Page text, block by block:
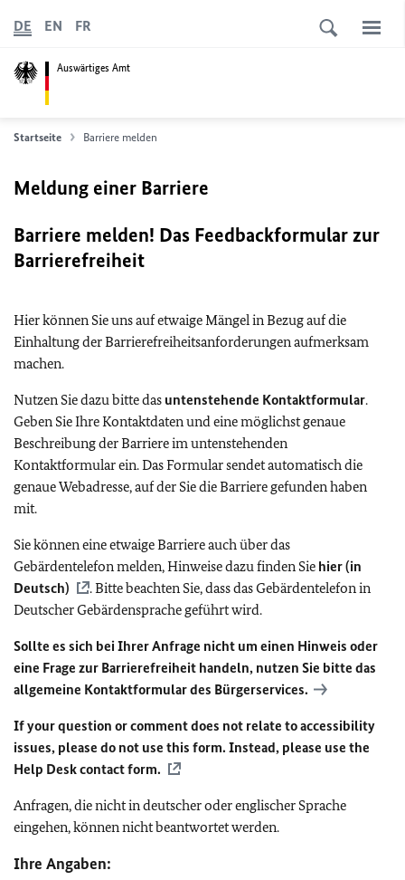
Auswärtiges Amt
DE EN FR
Startseite Barriere melden
Meldung einer Barriere
Barriere melden! Das Feedbackformular zur
Barrierefreiheit
Hier können Sie uns auf etwaige Mängel in Bezug auf die
Einhaltung der Barrierefreiheitsanforderungen aufmerksam
machen.
Nutzen Sie dazu bitte das untenstehende Kontaktformular.
Geben Sie Ihre Kontaktdaten und eine möglichst genaue
Beschreibung der Barriere im untenstehenden
Kontaktformular ein. Das Formular sendet automatisch die
genaue Webadresse, auf der Sie die Barriere gefunden haben
mit.
Sie können eine etwaige Barriere auch über das
Gebärdentelefon melden, Hinweise dazu finden Sie hier (in
Deutsch)
. Bitte beachten Sie, dass das Gebärdentelefon in
Deutscher Gebärdensprache geführt wird.
Sollte es sich bei Ihrer Anfrage nicht um einen Hinweis oder
eine Frage zur Barrierefreiheit handeln, nutzen Sie bitte das
allgemeine Kontaktformular des Bürgerservices.
If your question or comment does not relate to accessibility
issues, please do not use this form. Instead, please use the
Help Desk contact form.
Anfragen, die nicht in deutscher oder englischer Sprache
eingehen, können nicht beantwortet werden.
Ihre Angaben: